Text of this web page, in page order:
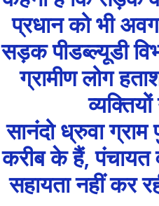
प्रधान को भी
सड़क पीडब्ल्यूडी
ग्रामीण लोग
सानंदो ध्रुवा
करीब के हैं, पंचायत
सहायता नहीं कर